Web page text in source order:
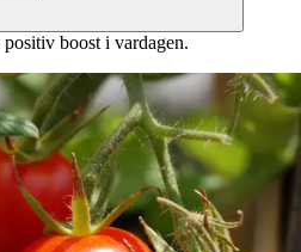
boost i vardagen.